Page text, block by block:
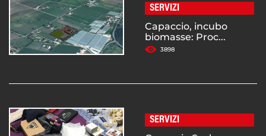
SERVIZI
Capaccio, incubo
biomasse: Proc...
3898
SERVIZI